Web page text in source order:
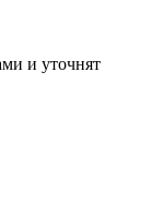
и уточнят